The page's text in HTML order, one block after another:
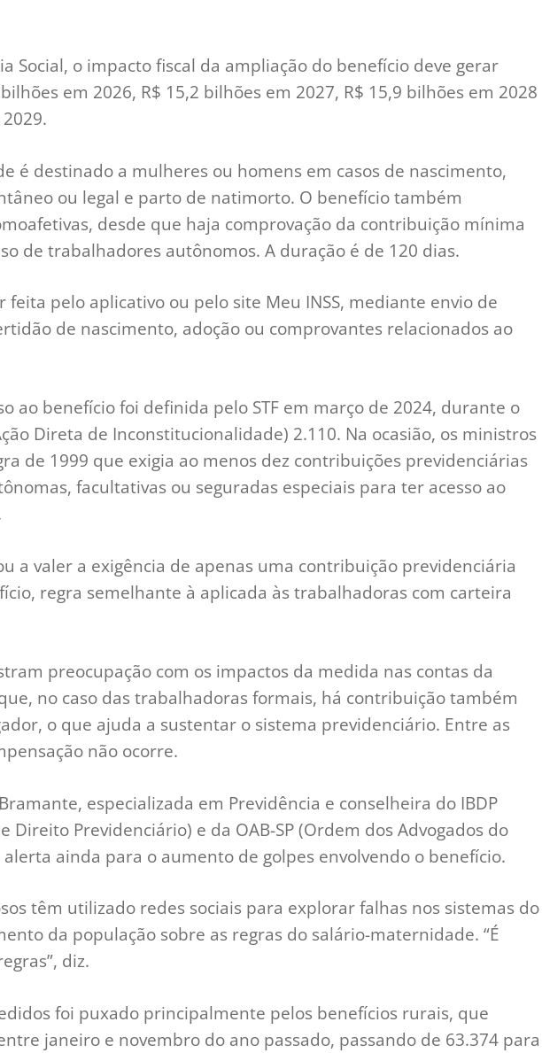
Social, o impacto fiscal da ampliação do benefício deve gerar
em 2026, R$ 15,2 bilhões em 2027, R$ 15,9 bilhões em 2028
é destinado a mulheres ou homens em casos de nascimento,
ou legal e parto de natimorto. O benefício também
desde que haja comprovação da contribuição mínima
de trabalhadores autônomos. A duração é de 120 dias.
feita pelo aplicativo ou pelo site Meu INSS, mediante envio de
de nascimento, adoção ou comprovantes relacionados ao
ao benefício foi definida pelo STF em março de 2024, durante o
Direta de Inconstitucionalidade) 2.110. Na ocasião, os ministros
de 1999 que exigia ao menos dez contribuições previdenciárias
facultativas ou seguradas especiais para ter acesso ao
a valer a exigência de apenas uma contribuição previdenciária
regra semelhante à aplicada às trabalhadoras com carteira
preocupação com os impactos da medida nas contas da
no caso das trabalhadoras formais, há contribuição também
o que ajuda a sustentar o sistema previdenciário. Entre as
não ocorre.
especializada em Previdência e conselheira do IBDP
Direito Previdenciário) e da OAB-SP (Ordem dos Advogados do
alerta ainda para o aumento de golpes envolvendo o benefício.
têm utilizado redes sociais para explorar falhas nos sistemas do
da população sobre as regras do salário-maternidade. “É
diz.
foi puxado principalmente pelos benefícios rurais, que
janeiro e novembro do ano passado, passando de 63.374 para